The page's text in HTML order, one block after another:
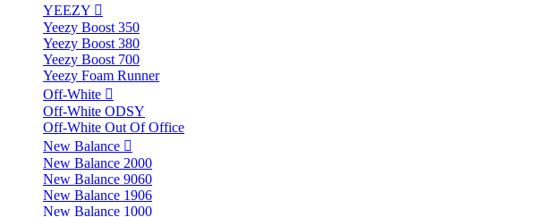
YEEZY
Yeezy Boost 350
Yeezy Boost 380
Yeezy Boost 700
Yeezy Foam Runner
Off-White
Off-White ODSY
Off-White Out Of Office
New Balance
New Balance 2000
New Balance 9060
New Balance 1906
New Balance 1000